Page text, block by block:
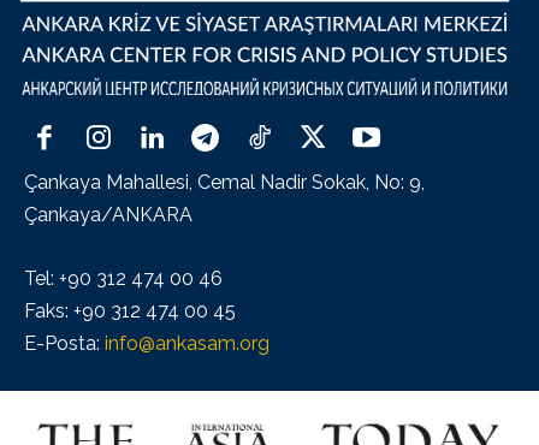
Çankaya Mahallesi, Cemal Nadir Sokak, No: 9,
Çankaya/ANKARA
Tel: +90 312 474 00 46
Faks: +90 312 474 00 45
E-Posta: info@ankasam.org